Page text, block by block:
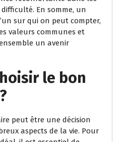
En somme, un
sur qui on peut compter,
valeurs communes et
un avenir
le bon
peut être une décision
aspects de la vie. Pour